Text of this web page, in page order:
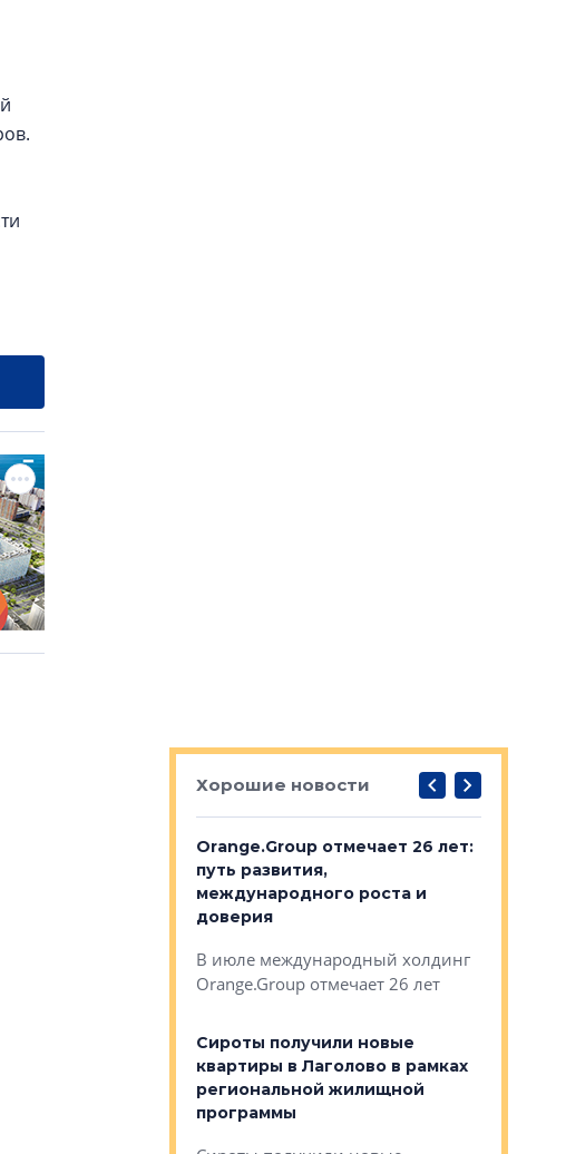
Хорошие новости
выбрали
строителей
творческого
помогает»
Orange.Group отмечает 26 лет:
путь развития,
международного роста и
доверия
В июле международный холдинг
Orange.Group отмечает 26 лет
Сироты получили новые
квартиры в Лаголово в рамках
региональной жилищной
программы